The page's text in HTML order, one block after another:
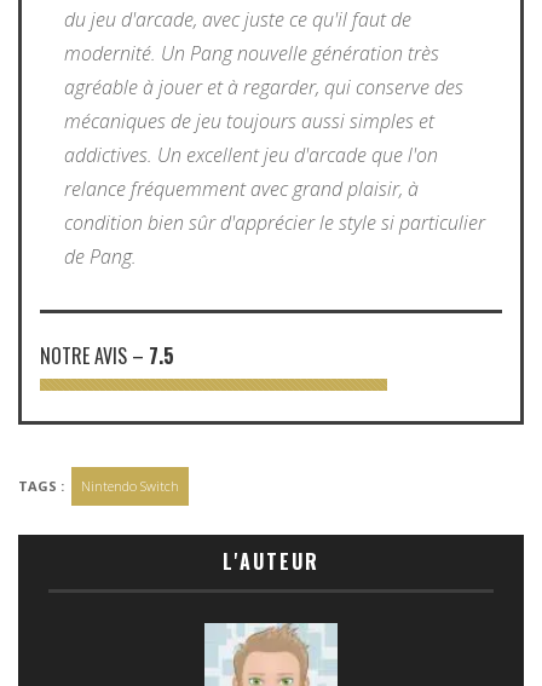
du jeu d'arcade, avec juste ce qu'il faut de
modernité. Un Pang nouvelle génération très
agréable à jouer et à regarder, qui conserve des
mécaniques de jeu toujours aussi simples et
addictives. Un excellent jeu d'arcade que l'on
relance fréquemment avec grand plaisir, à
condition bien sûr d'apprécier le style si particulier
de Pang.
NOTRE AVIS – 7.5
TAGS : Nintendo Switch
L'AUTEUR